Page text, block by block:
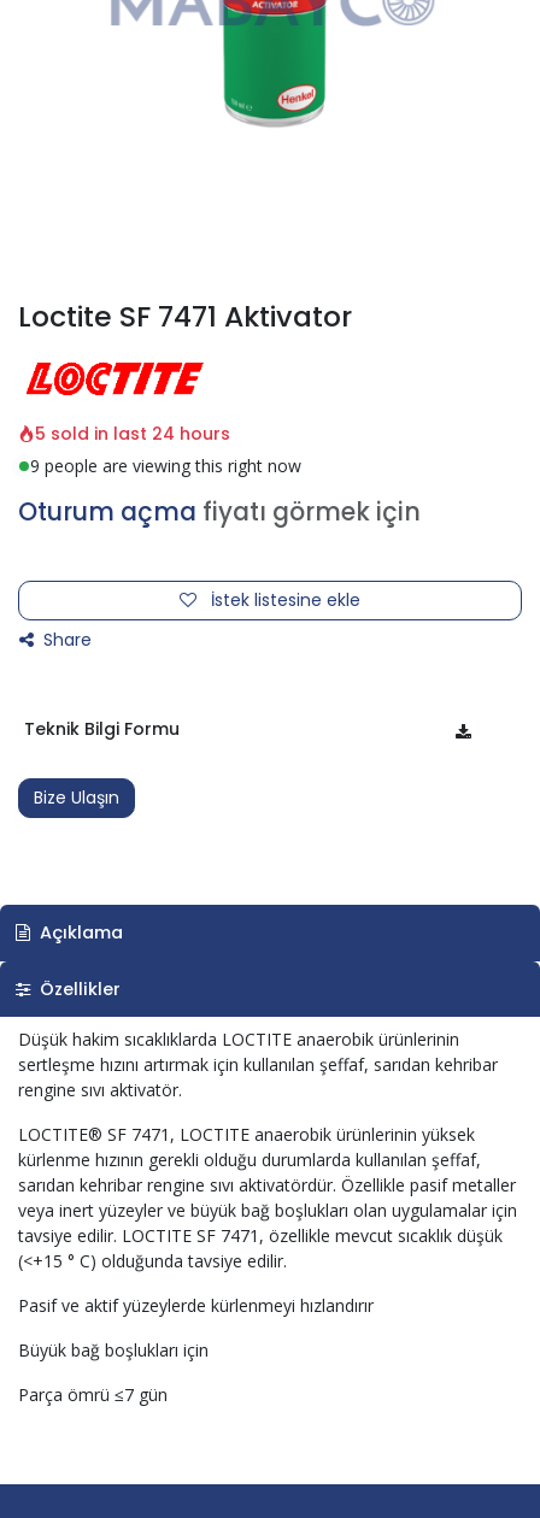
Loctite SF 7471 Aktivator
5 sold in last 24 hours
9 people are viewing this right now
Oturum açma fiyatı görmek için
İstek listesine ekle
Share
Teknik Bilgi Formu
Bize Ulaşın
Açıklama
Özellikler
Düşük hakim sıcaklıklarda LOCTITE anaerobik ürünlerinin
sertleşme hızını artırmak için kullanılan şeffaf, sarıdan kehribar
rengine sıvı aktivatör.
LOCTITE® SF 7471, LOCTITE anaerobik ürünlerinin yüksek
kürlenme hızının gerekli olduğu durumlarda kullanılan şeffaf,
sarıdan kehribar rengine sıvı aktivatördür. Özellikle pasif metaller
veya inert yüzeyler ve büyük bağ boşlukları olan uygulamalar için
tavsiye edilir. LOCTITE SF 7471, özellikle mevcut sıcaklık düşük
(<+15 ° C) olduğunda tavsiye edilir.
Pasif ve aktif yüzeylerde kürlenmeyi hızlandırır
Büyük bağ boşlukları için
Parça ömrü ≤7 gün